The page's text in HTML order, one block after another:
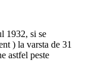
1932, si se
) la varsta de 31
astfel peste